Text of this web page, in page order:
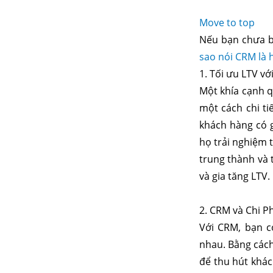
Move to top
Nếu bạn chưa
sao nói CRM
1. Tối ưu LTV
Một khía cạnh
một cách chi
khách hàng có
họ trải nghiệm
trung thành và
và gia tăng LTV.
2. CRM và Chi
Với CRM, bạn
nhau. Bằng
để thu hút